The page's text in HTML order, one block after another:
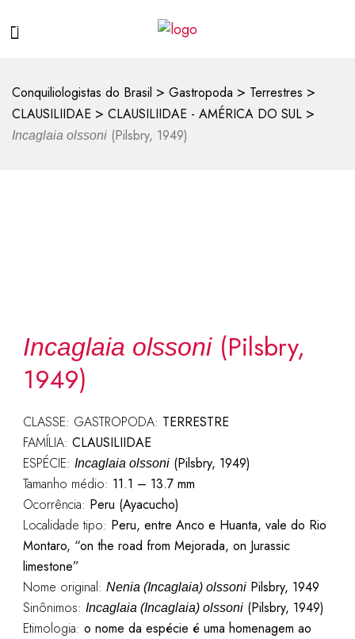
Conquiliologistas do Brasil > Gastropoda > Terrestres >
CLAUSILIIDAE > CLAUSILIIDAE - AMÉRICA DO SUL >
Incaglaia olssoni (Pilsbry, 1949)
Incaglaia olssoni(Pilsbry,
1949)
CLASSE: GASTROPODA: TERRESTRE
FAMÍLIA: CLAUSILIIDAE
ESPÉCIE: Incaglaia olssoni(Pilsbry, 1949)
Tamanho médio: 11.1 – 13.7 mm
Ocorrência: Peru (Ayacucho)
Localidade tipo: Peru, entre Anco e Huanta, vale do Rio
Montaro, “on the road from Mejorada, on Jurassic
limestone”
Nome original: Nenia (Incaglaia) olssoniPilsbry, 1949
Sinônimos: Incaglaia (Incaglaia) olssoni(Pilsbry, 1949)
Etimologia: o nome da espécie é uma homenagem ao